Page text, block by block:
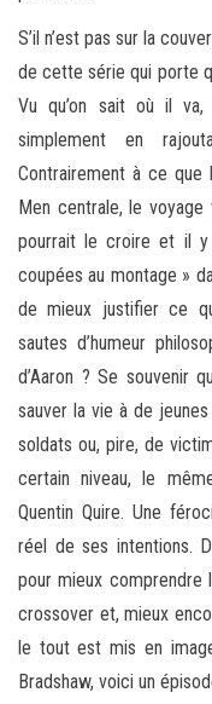
S’il n’est pas sur la
de cette série qui porte
Vu qu’on sait où il
simplement en
Contrairement à ce que
Men centrale, le voyage
pourrait le croire et il y
coupées au montage »
de mieux justifier ce
sautes d’humeur
d’Aaron ? Se souvenir
sauver la vie à de
soldats ou, pire, de
certain niveau, le
Quentin Quire. Une
réel de ses intentions.
pour mieux comprendre
crossover et, mieux
le tout est mis en
Bradshaw, voici un